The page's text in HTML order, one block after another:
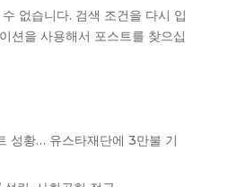
없습니다. 검색 조건을 다시 입
션을 사용해서 포스트를 찾으십
성황… 유스타재단에 3만불 기